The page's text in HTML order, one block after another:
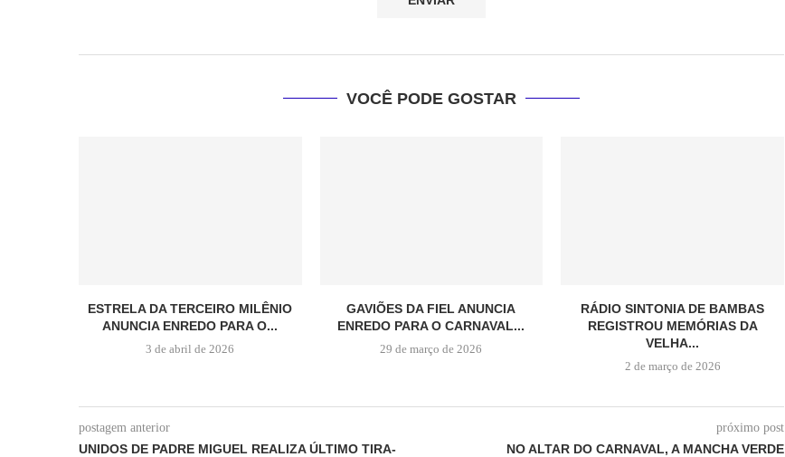
VOCÊ PODE GOSTAR
ESTRELA DA TERCEIRO MILÊNIO
ANUNCIA ENREDO PARA O...
3 de abril de 2026
GAVIÕES DA FIEL ANUNCIA
ENREDO PARA O CARNAVAL...
29 de março de 2026
RÁDIO SINTONIA DE BAMBAS
REGISTROU MEMÓRIAS DA
VELHA...
2 de março de 2026
postagem anterior
UNIDOS DE PADRE MIGUEL REALIZA ÚLTIMO TIRA-
próximo post
NO ALTAR DO CARNAVAL, A MANCHA VERDE